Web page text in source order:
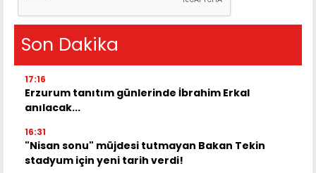
Son Dakika
17:16
Erzurum tanıtım günlerinde İbrahim Erkal
anılacak...
16:31
"Nisan sonu" müjdesi tutmayan Bakan Tekin
stadyum için yeni tarih verdi!